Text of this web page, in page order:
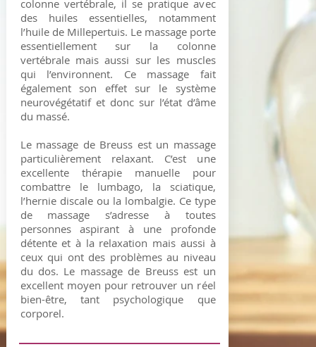
colonne vertébrale, il se pratique avec
des huiles essentielles, notamment
l’huile de Millepertuis. Le massage porte
essentiellement sur la colonne
vertébrale mais aussi sur les muscles
qui l’environnent. Ce massage fait
également son effet sur le système
neurovégétatif et donc sur l’état d’âme
du massé.
Le massage de Breuss est un massage
particulièrement relaxant. C’est une
excellente thérapie manuelle pour
combattre le lumbago, la sciatique,
l’hernie discale ou la lombalgie. Ce type
de massage s’adresse à toutes
personnes aspirant à une profonde
détente et à la relaxation mais aussi à
ceux qui ont des problèmes au niveau
du dos. Le massage de Breuss est un
excellent moyen pour retrouver un réel
bien-être, tant psychologique que
corporel.